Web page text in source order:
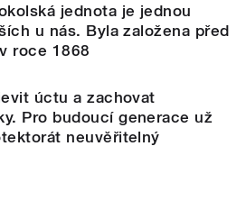
jednota je jednou
u nás. Byla založena před
roce 1868
úctu a zachovat
Pro budoucí generace už
neuvěřitelný